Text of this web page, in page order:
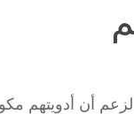
أن أدويتهم